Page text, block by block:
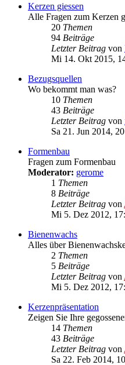
Kerzen giessen
Alle Fragen zum Kerzen
20 Themen
94 Beiträge
Letzter Beitrag von
Mi 14. Okt 2015,
Bezugsquellen
Wo bekommt man was?
10 Themen
43 Beiträge
Letzter Beitrag von
Sa 21. Jun 2014,
Formenbau
Fragen zum Formenbau
Moderator: gerome
1 Themen
8 Beiträge
Letzter Beitrag von
Mi 5. Dez 2012,
Bienenwachs
Alles über
2 Themen
5 Beiträge
Letzter Beitrag von
Mi 5. Dez 2012,
Kerzenpräsentation
Zeigen Sie Ihre
14 Themen
43 Beiträge
Letzter Beitrag von
Sa 22. Feb 2014,